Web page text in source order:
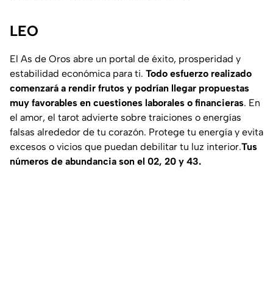
LEO
El As de Oros abre un portal de éxito, prosperidad y
estabilidad económica para ti. Todo esfuerzo realizado
comenzará a rendir frutos y podrían llegar propuestas
muy favorables en cuestiones laborales o financieras. En
el amor, el tarot advierte sobre traiciones o energías
falsas alrededor de tu corazón. Protege tu energía y evita
excesos o vicios que puedan debilitar tu luz interior.Tus
números de abundancia son el 02, 20 y 43.